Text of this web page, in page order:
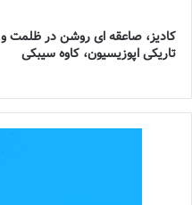
کادیز، صاعقه ای روشن در ظلمت و
تاریکی اپوزیسیون، کاوه سیبکی